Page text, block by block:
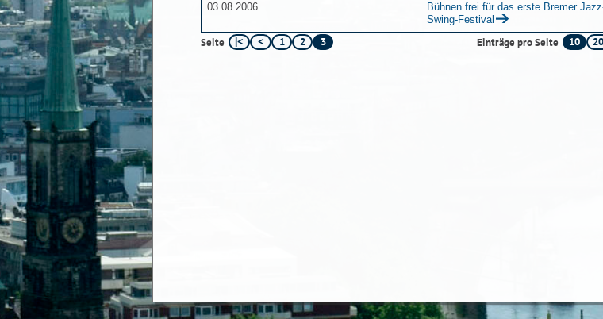
03.08.2006
Bühnen frei für das erste Bremer
Swing-Festival
Seite 1 2 3 Einträge pro Seite 10 20